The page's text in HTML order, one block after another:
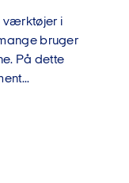
værktøjer i
bruger
På dette